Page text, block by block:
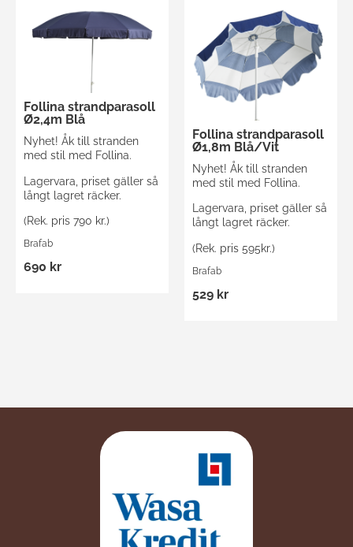
Follina strandparasoll
Ø2,4m Blå
Nyhet! Åk till stranden
med stil med Follina.
Lagervara, priset gäller så
långt lagret räcker.
(Rek. pris 790 kr.)
Brafab
690 kr
Follina strandparasoll
Ø1,8m Blå/Vit
Nyhet! Åk till stranden
med stil med Follina.
Lagervara, priset gäller så
långt lagret räcker.
(Rek. pris 595kr.)
Brafab
529 kr